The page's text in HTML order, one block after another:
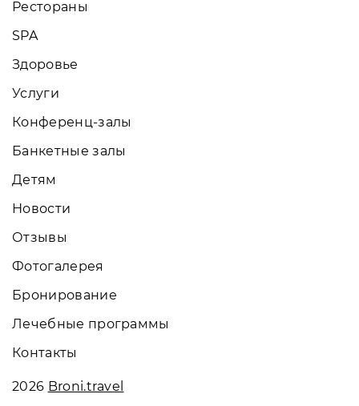
Рестораны
SPA
Здоровье
Услуги
Конференц-залы
Банкетные залы
Детям
Новости
Отзывы
Фотогалерея
Бронирование
Лечебные программы
Контакты
2026 Broni.travel